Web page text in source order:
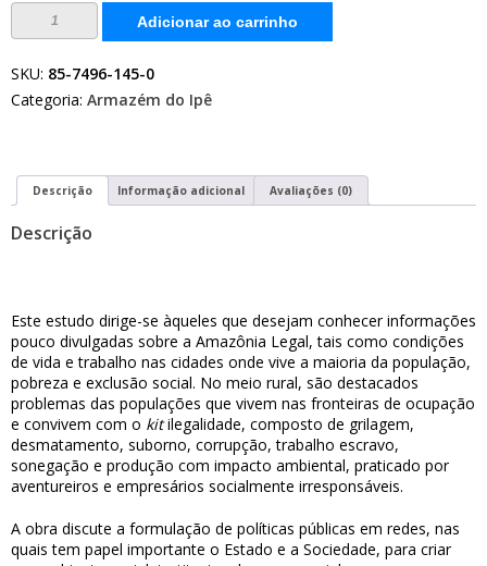
Amazônia,
e
quantidade
Adicionar ao carrinho
SKU: 85-7496-145-0
Categoria: Armazém do Ipê
Descrição Informação adicional Avaliações (0)
Descrição
Este estudo dirige-se àqueles que desejam conhecer informações
pouco divulgadas sobre a Amazônia Legal, tais como condições
de vida e trabalho nas cidades onde vive a maioria da população,
pobreza e exclusão social. No meio rural, são destacados
problemas das populações que vivem nas fronteiras de ocupação
e convivem com o kitilegalidade, composto de grilagem,
desmatamento, suborno, corrupção, trabalho escravo,
sonegação e produção com impacto ambiental, praticado por
aventureiros e empresários socialmente irresponsáveis.
A obra discute a formulação de políticas públicas em redes, nas
quais tem papel importante o Estado e a Sociedade, para criar